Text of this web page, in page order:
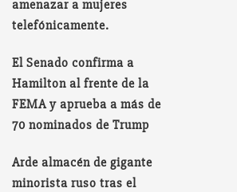
amenazar a mujeres
telefónicamente.
El Senado confirma a
Hamilton al frente de la
FEMA y aprueba a más de
70 nominados de Trump
Arde almacén de gigante
minorista ruso tras el